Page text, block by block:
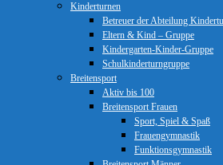
Kinderturnen
Betreuer der Abteilung
Eltern & Kind – Gruppe
Kindergarten-Kinder-Gruppe
Schulkinderturngruppe
Breitensport
Aktiv bis 100
Breitensport Frauen
Sport, Spiel & Spaß
Frauengymnastik
Funktionsgymnastik